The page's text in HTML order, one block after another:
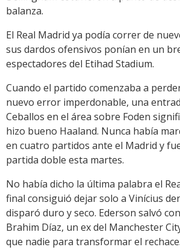
balanza.
El Real Madrid ya podía correr de
sus dardos ofensivos ponían en un
espectadores del Etihad Stadium.
Cuando el partido comenzaba a
nuevo error imperdonable, una
Ceballos en el área sobre Foden
hizo bueno Haaland. Nunca había
en cuatro partidos ante el Madrid y
partida doble esta martes.
No había dicho la última palabra el
final consiguió dejar solo a Vinícius
disparó duro y seco. Ederson salvó
Brahim Díaz, un ex del Manchester
que nadie para transformar el rechace.